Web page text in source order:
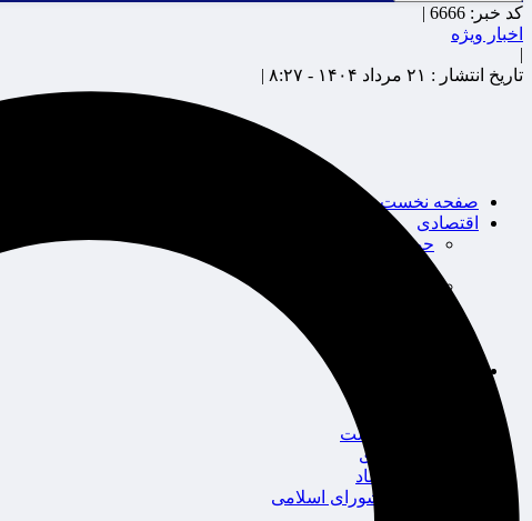
صفحه نخست
اقتصادی
حوزه بیمه
محیط زیست
گردشگری
سیاست و اقتصاد
مجلس شورای اسلامی
کد خبر: 6666 |
اخبار ویژه
|
تاریخ انتشار : ۲۱ مرداد ۱۴۰۴ - ۸:۲۷ |